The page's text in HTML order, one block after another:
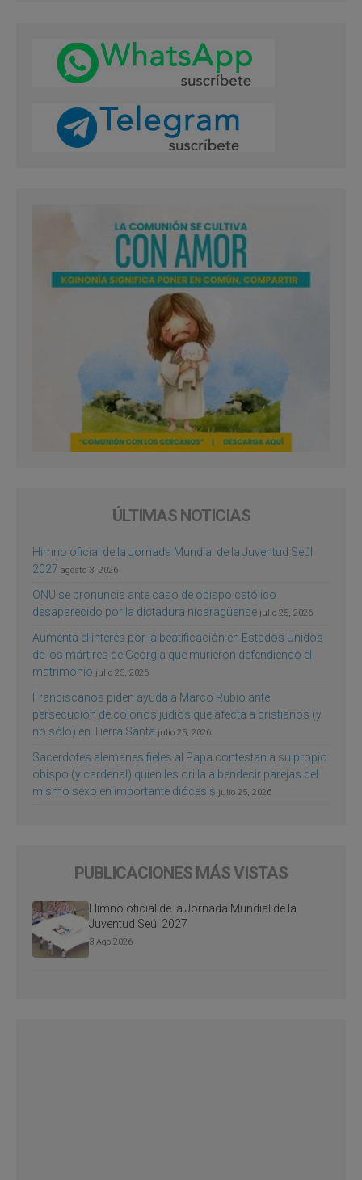
ÚLTIMAS NOTICIAS
Himno oficial de la Jornada Mundial de la Juventud Seúl
2027 agosto 3, 2026
ONU se pronuncia ante caso de obispo católico
desaparecido por la dictadura nicaragüense julio 25, 2026
Aumenta el interés por la beatificación en Estados Unidos
de los mártires de Georgia que murieron defendiendo el
matrimonio julio 25, 2026
Franciscanos piden ayuda a Marco Rubio ante
persecución de colonos judíos que afecta a cristianos (y
no sólo) en Tierra Santa julio 25, 2026
Sacerdotes alemanes fieles al Papa contestan a su propio
obispo (y cardenal) quien les orilla a bendecir parejas del
mismo sexo en importante diócesis julio 25, 2026
PUBLICACIONES MÁS VISTAS
Himno oficial de la Jornada Mundial de la
Juventud Seúl 2027
3 Ago 2026